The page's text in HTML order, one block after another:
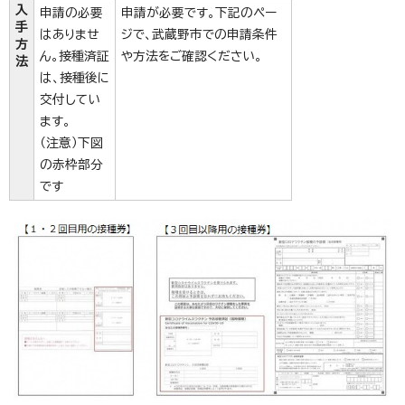
入
手
方
法
申請の必要
はありませ
ん。接種済証
は、接種後に
交付してい
ます。
（注意）下図
の赤枠部分
です
申請が必要です。下記のペー
ジで、武蔵野市での申請条件
や方法をご確認ください。